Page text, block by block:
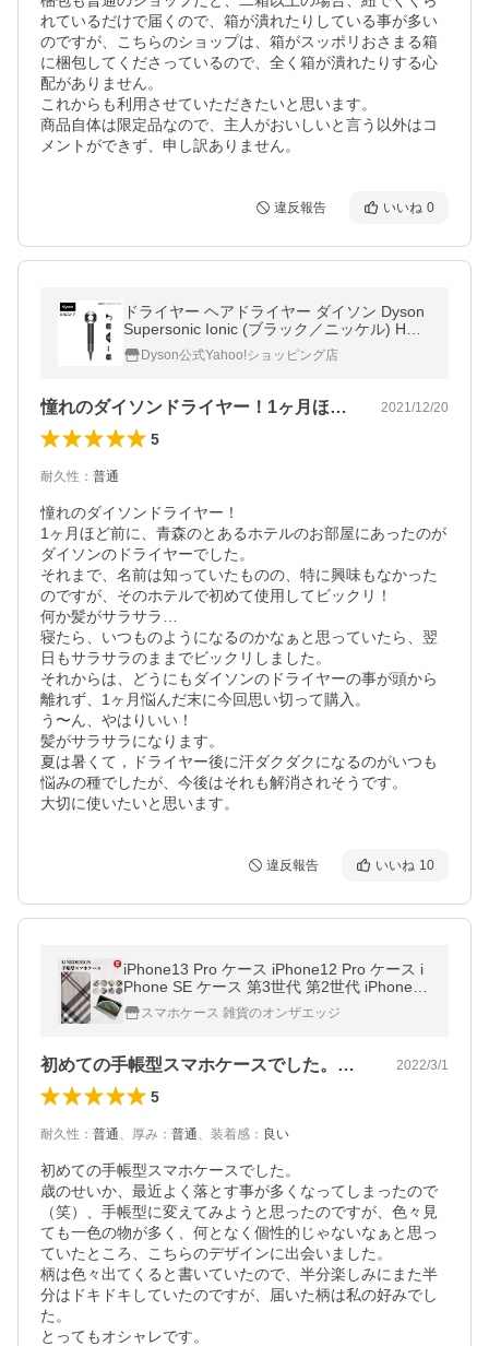
れているだけで届くので、箱が潰れたりしている事が多い
のですが、こちらのショップは、箱がスッポリおさまる箱
に梱包してくださっているので、全く箱が潰れたりする心
配がありません。
これからも利用させていただきたいと思います。
商品自体は限定品なので、主人がおいしいと言う以外はコ
メントができず、申し訳ありません。
違反報告 いいね 0
ドライヤー ヘアドライヤー ダイソン Dyson
Supersonic Ionic (ブラック／ニッケル) HD0
8 ULF BBN N
Dyson公式Yahoo!ショッピング店
憧れのダイソンドライヤー！1ヶ月ほど前… 2021/12/20
5
耐久性 ： 普通
憧れのダイソンドライヤー！
1ヶ月ほど前に、青森のとあるホテルのお部屋にあったのが
ダイソンのドライヤーでした。
それまで、名前は知っていたものの、特に興味もなかった
のですが、そのホテルで初めて使用してビックリ！
何か髪がサラサラ…
寝たら、いつものようになるのかなぁと思っていたら、翌
日もサラサラのままでビックリしました。
それからは、どうにもダイソンのドライヤーの事が頭から
離れず、1ヶ月悩んだ末に今回思い切って購入。
う〜ん、やはりいい！
髪がサラサラになります。
夏は暑くて，ドライヤー後に汗ダクダクになるのがいつも
悩みの種でしたが、今後はそれも解消されそうです。
大切に使いたいと思います。
違反報告 いいね 10
iPhone13 Pro ケース iPhone12 Pro ケース i
Phone SE ケース 第3世代 第2世代 iPhone S
E2 11 X Xs XR 8 7 6s 6 手帳 スマホケース
カバー 手帳型 耐衝撃 革
スマホケース 雑貨のオンザエッジ
初めての手帳型スマホケースでした。歳の… 2022/3/1
5
耐久性 ： 普通、 厚み ： 普通、 装着感 ： 良い
初めての手帳型スマホケースでした。
歳のせいか、最近よく落とす事が多くなってしまったので
（笑）、手帳型に変えてみようと思ったのですが、色々見
ても一色の物が多く、何となく個性的じゃないなぁと思っ
ていたところ、こちらのデザインに出会いました。
柄は色々出てくると書いていたので、半分楽しみにまた半
分はドキドキしていたのですが、届いた柄は私の好みでし
た。
とってもオシャレです。